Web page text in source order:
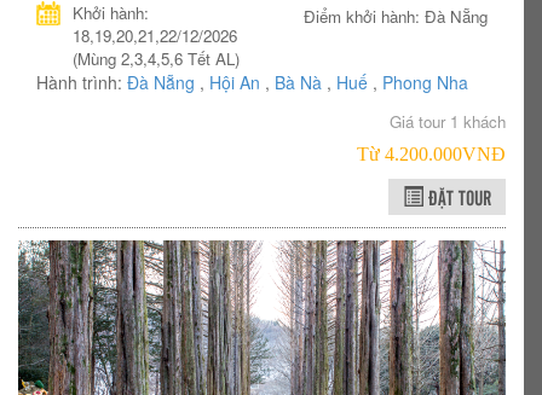
Khởi hành:
18,19,20,21,22/12/2026
(Mùng 2,3,4,5,6 Tết AL)
Điểm khởi hành: Đà Nẵng
Hành trình: Đà Nẵng , Hội An , Bà Nà , Huế , Phong Nha
Giá tour 1 khách
Từ 4.200.000VNÐ
ĐẶT TOUR